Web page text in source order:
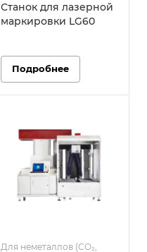
Станок для лазерной
маркировки LG60
Подробнее
Для неметаллов (CO₂,